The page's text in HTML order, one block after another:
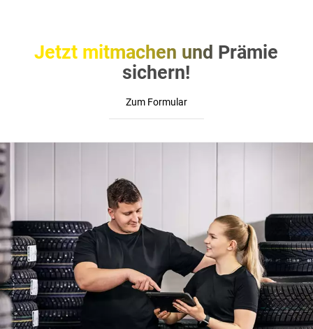
Jetzt mitmachen und Prämie
sichern!
Zum Formular